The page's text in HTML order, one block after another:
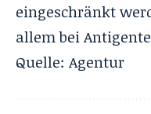
eingeschränkt
allem bei
Quelle: Agentur